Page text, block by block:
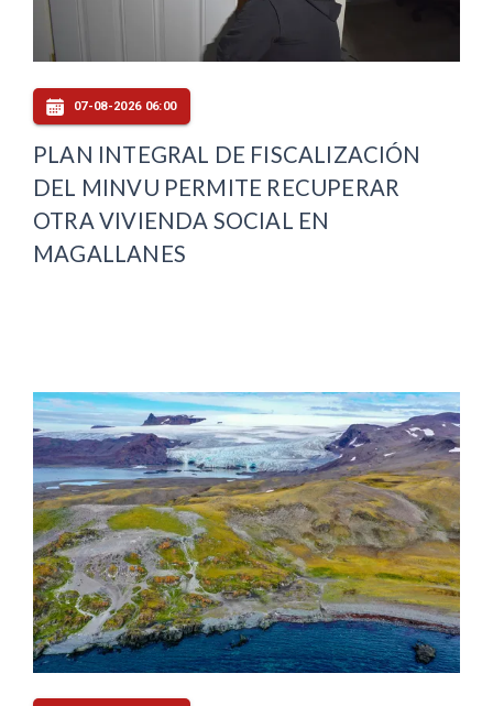
07-08-2026 06:00
PLAN INTEGRAL DE FISCALIZACIÓN
DEL MINVU PERMITE RECUPERAR
OTRA VIVIENDA SOCIAL EN
MAGALLANES